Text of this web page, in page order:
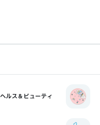
ヘルス＆ビューティ